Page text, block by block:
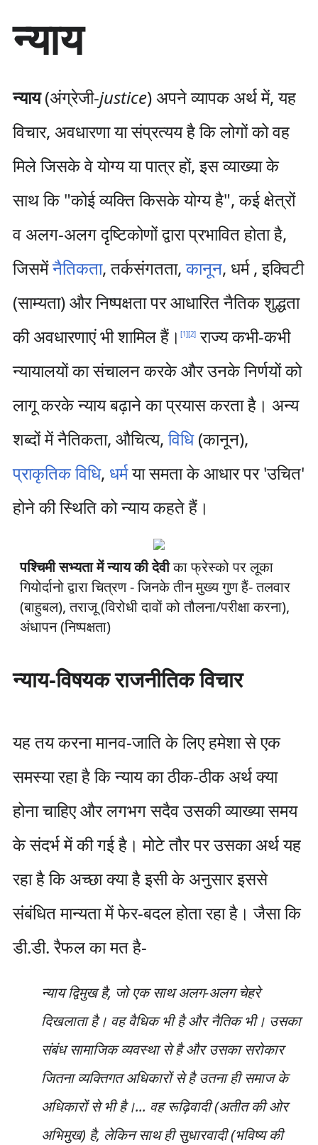
म
ग्री
एँ
न्याय
न्याय(अंग्रेजी-justice) अपने व्यापक अर्थ में, यह
विचार, अवधारणा या संप्रत्यय है कि लोगों को वह
मिले जिसके वे योग्य या पात्र हों, इस व्याख्या के
साथ कि "कोई व्यक्ति किसके योग्य है", कई क्षेत्रों
व अलग-अलग दृष्टिकोणों द्वारा प्रभावित होता है,
जिसमेंनैतिकता, तर्कसंगतता,कानून, धर्म , इक्विटी
(साम्यता) और निष्पक्षता पर आधारित नैतिक शुद्धता
की अवधारणाएं भी शामिल हैं। [1][2]राज्य कभी-कभी
न्यायालयों का संचालन करके और उनके निर्णयों को
लागू करके न्याय बढ़ाने का प्रयास करता है। अन्य
शब्दों में नैतिकता, औचित्य,विधि(कानून),
प्राकृतिक विधि, धर्मया समता के आधार पर 'उचित'
होने की स्थिति को न्याय कहते हैं।
पश्चिमी सभ्यता में न्याय की देवीका फ्रेस्को पर लूका
गियोर्दानो द्वारा चित्रण - जिनके तीन मुख्य गुण हैं- तलवार
(बाहुबल), तराजू (विरोधी दावों को तौलना/परीक्षा करना),
अंधापन (निष्पक्षता)
न्याय-विषयक राजनीतिक विचार
यह तय करना मानव-जाति के लिए हमेशा से एक
समस्या रहा है कि न्याय का ठीक-ठीक अर्थ क्या
होना चाहिए और लगभग सदैव उसकी व्याख्या समय
के संदर्भ में की गई है। मोटे तौर पर उसका अर्थ यह
रहा है कि अच्छा क्या है इसी के अनुसार इससे
संबंधित मान्यता में फेर-बदल होता रहा है। जैसा कि
डी.डी. रैफल का मत है-
न्याय द्विमुख है, जो एक साथ अलग-अलग चेहरे
दिखलाता है। वह वैधिक भी है और नैतिक भी। उसका
संबंध सामाजिक व्यवस्था से है और उसका सरोकार
जितना व्यक्तिगत अधिकारों से है उतना ही समाज के
अधिकारों से भी है।... वह रूढ़िवादी (अतीत की ओर
अभिमुख) है, लेकिन साथ ही सुधारवादी (भविष्य की